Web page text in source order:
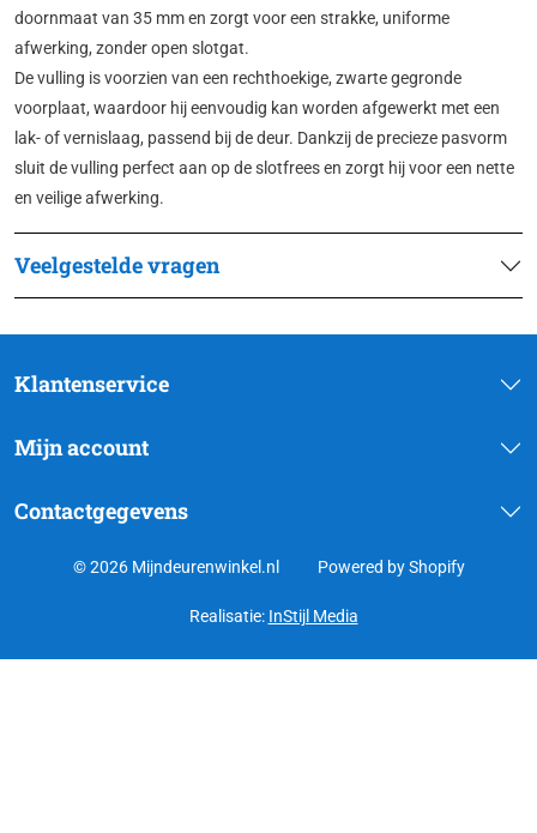
doornmaat van 35 mm en zorgt voor een strakke, uniforme
afwerking, zonder open slotgat.
De vulling is voorzien van een rechthoekige, zwarte gegronde
voorplaat, waardoor hij eenvoudig kan worden afgewerkt met een
lak- of vernislaag, passend bij de deur. Dankzij de precieze pasvorm
sluit de vulling perfect aan op de slotfrees en zorgt hij voor een nette
en veilige afwerking.
Veelgestelde vragen
Klantenservice
Mijn account
Contactgegevens
© 2026 Mijndeurenwinkel.nl Powered by Shopify
Realisatie: InStijl Media